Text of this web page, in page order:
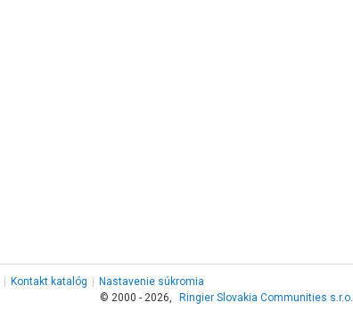
Kontakt katalóg
Nastavenie súkromia
© 2000 - 2026,
Ringier Slovakia Communities s.r.o.